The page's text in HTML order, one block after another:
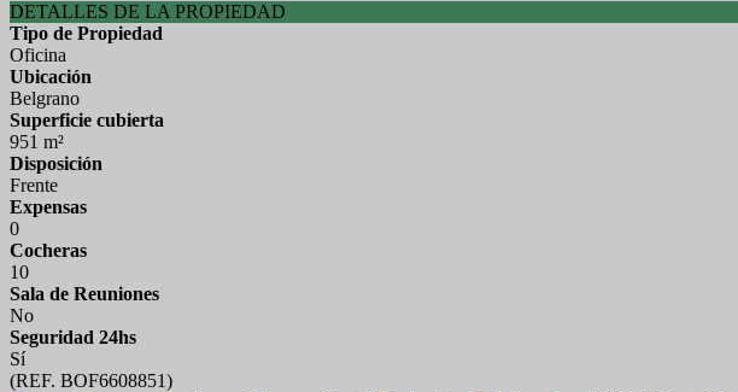
DETALLES DE LA PROPIEDAD
Tipo de Propiedad
Oficina
Ubicación
Belgrano
Superficie cubierta
951 m²
Disposición
Frente
Expensas
0
Cocheras
10
Sala de Reuniones
No
Seguridad 24hs
Sí
(REF. BOF6608851)